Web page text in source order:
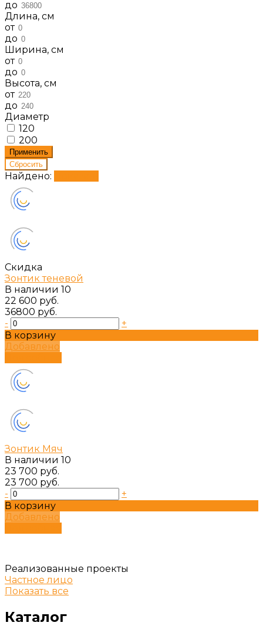
до
Длина, см
от
до
Ширина, см
от
до
Высота, см
от
до
Диаметр
120
200
Найдено:
Скидка
Зонтик теневой
В наличии 10
22 600 руб.
36800 руб.
-
+
В корзину
Добавлено
Зонтик Мяч
В наличии 10
23 700 руб.
23 700 руб.
-
+
В корзину
Добавлено
Реализованные проекты
Частное лицо
Показать все
Каталог